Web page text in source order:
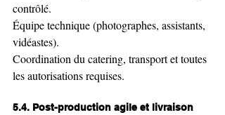
contrôlé.
Équipe technique (photographes, assistants,
vidéastes).
Coordination du catering, transport et toutes
les autorisations requises.
5.4. Post-production agile et livraison